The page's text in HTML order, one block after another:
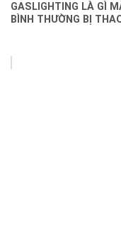
GASLIGHTING LÀ GÌ
BÌNH THƯỜNG BỊ